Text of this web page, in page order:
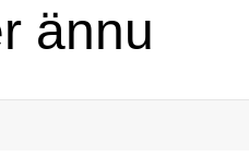
ännu